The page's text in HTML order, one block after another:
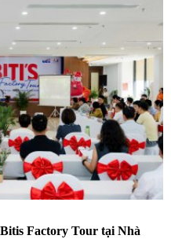
Factory Tour tại Nhà